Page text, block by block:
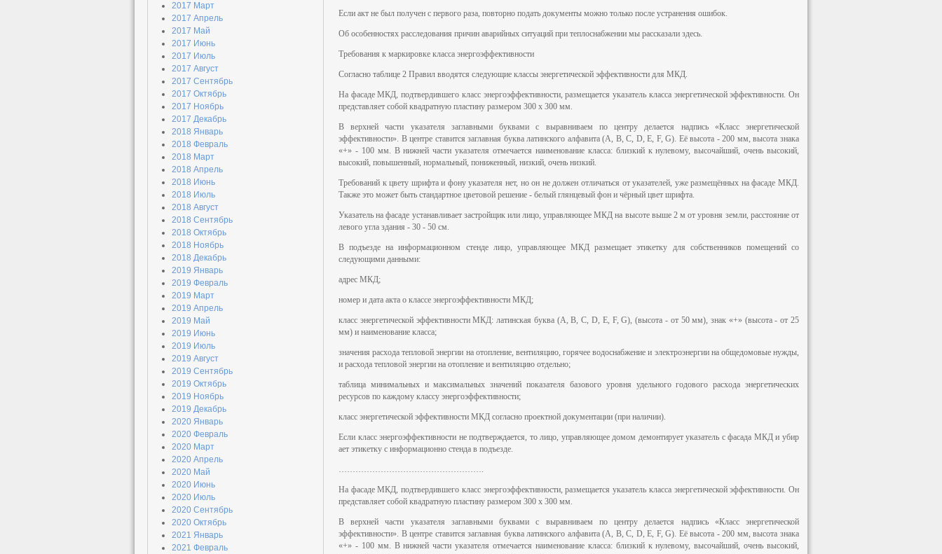
Если акт не был получен с первого раза, повторно подать документы можно только после устранения ошибок.
Об особенностях расследования причин аварийных ситуаций при теплоснабжении мы рассказали здесь.
Требования к маркировке класса энергоэффективности
Согласно таблице 2 Правил вводятся следующие классы энергетической эффективности для МКД.
На фасаде МКД, подтвердившего класс энергоэффективности, размещается указатель класса энергетической эффективности. Он
представляет собой квадратную пластину размером 300 х 300 мм.
В верхней части указателя заглавными буквами с выравниваем по центру делается надпись «Класс энергетической
эффективности». В центре ставится заглавная буква латинского алфавита (А, В, С, D, E, F, G). Её высота - 200 мм, высота знака
«+» - 100 мм. В нижней части указателя отмечается наименование класса: близкий к нулевому, высочайший, очень высокий,
высокий, повышенный, нормальный, пониженный, низкий, очень низкий.
Требований к цвету шрифта и фону указателя нет, но он не должен отличаться от указателей, уже размещённых на фасаде МКД.
Также это может быть стандартное цветовой решение - белый глянцевый фон и чёрный цвет шрифта.
Указатель на фасаде устанавливает застройщик или лицо, управляющее МКД на высоте выше 2 м от уровня земли, расстояние от
левого угла здания - 30 - 50 см.
В подъезде на информационном стенде лицо, управляющее МКД размещает этикетку для собственников помещений со
следующими данными:
адрес МКД;
номер и дата акта о классе энергоэффективности МКД;
класс энергетической эффективности МКД: латинская буква (А, В, С, D, E, F, G), (высота - от 50 мм), знак «+» (высота - от 25
мм) и наименование класса;
значения расхода тепловой энергии на отопление, вентиляцию, горячее водоснабжение и электроэнергии на общедомовые нужды,
и расхода тепловой энергии на отопление и вентиляцию отдельно;
таблица минимальных и максимальных значений показателя базового уровня удельного годового расхода энергетических
ресурсов по каждому классу энергоэффективности;
класс энергетической эффективности МКД согласно проектной документации (при наличии).
Если класс энергоэффективности не подтверждается, то лицо, управляющее домом демонтирует указатель с фасада МКД и убир
ает этикетку с информационно стенда в подъезде.
…………………………………………….
На фасаде МКД, подтвердившего класс энергоэффективности, размещается указатель класса энергетической эффективности. Он
представляет собой квадратную пластину размером 300 х 300 мм.
В верхней части указателя заглавными буквами с выравниваем по центру делается надпись «Класс энергетической
эффективности». В центре ставится заглавная буква латинского алфавита (А, В, С, D, E, F, G). Её высота - 200 мм, высота знака
«+» - 100 мм. В нижней части указателя отмечается наименование класса: близкий к нулевому, высочайший, очень высокий,
2017 Март
2017 Апрель
2017 Май
2017 Июнь
2017 Июль
2017 Август
2017 Сентябрь
2017 Октябрь
2017 Ноябрь
2017 Декабрь
2018 Январь
2018 Февраль
2018 Март
2018 Апрель
2018 Июнь
2018 Июль
2018 Август
2018 Сентябрь
2018 Октябрь
2018 Ноябрь
2018 Декабрь
2019 Январь
2019 Февраль
2019 Март
2019 Апрель
2019 Май
2019 Июнь
2019 Июль
2019 Август
2019 Сентябрь
2019 Октябрь
2019 Ноябрь
2019 Декабрь
2020 Январь
2020 Февраль
2020 Март
2020 Апрель
2020 Май
2020 Июнь
2020 Июль
2020 Сентябрь
2020 Октябрь
2021 Январь
2021 Февраль